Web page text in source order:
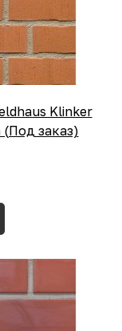
Klinker
(Под заказ)